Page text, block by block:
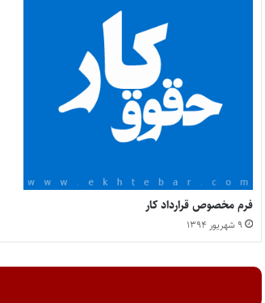
فرم مخصوص قرارداد کار
۹ شهریور ۱۳۹۴